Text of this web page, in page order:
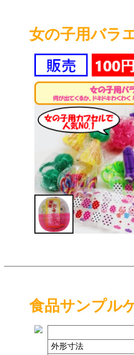
女の子用バラ
食品サンプル
外形寸法